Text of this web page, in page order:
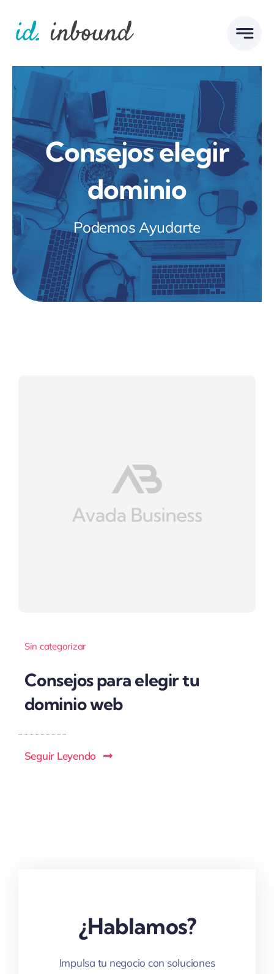
content
Consejos elegir
dominio
Podemos Ayudarte
Sin categorizar
Consejos para elegir tu
dominio web
Seguir Leyendo
¿Hablamos?
Impulsa tu negocio con soluciones